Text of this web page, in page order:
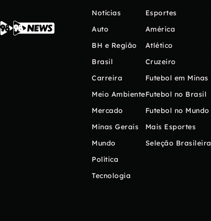
Notícias
Auto
BH e Região
Brasil
Carreira
Meio Ambiente
Mercado
Minas Gerais
Mundo
Política
Tecnologia
Esportes
América
Atlético
Cruzeiro
Futebol em Minas
Futebol no Brasil
Futebol no Mundo
Mais Esportes
Seleção Brasileira